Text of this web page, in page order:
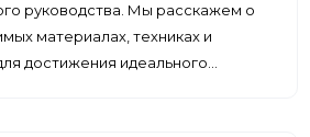
руководства. Мы расскажем о
материалах, техниках и
достижения идеального…